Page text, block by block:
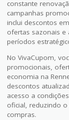
constante
campanhas
inclui descontos
ofertas sazonais e
períodos
No VivaCupom,
promocionais,
economia na
descontos
acesso a
oficial, reduzindo
compras.